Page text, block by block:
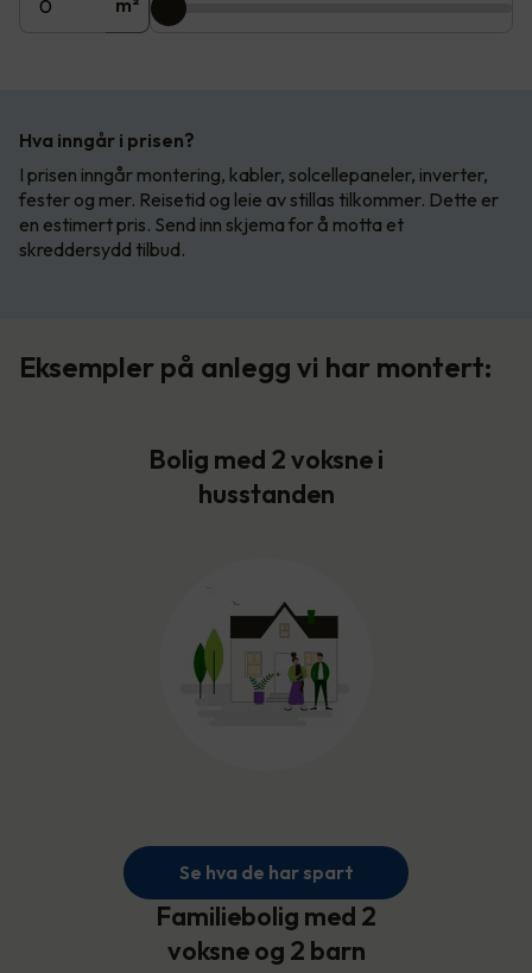
m²
Hva inngår i prisen?
I prisen inngår montering, kabler, solcellepaneler, inverter,
fester og mer. Reisetid og leie av stillas tilkommer. Dette er
en estimert pris. Send inn skjema for å motta et
skreddersydd tilbud.
Eksempler på anlegg vi har montert:
Bolig med 2 voksne i
husstanden
Se hva de har spart
Familiebolig med 2
voksne og 2 barn